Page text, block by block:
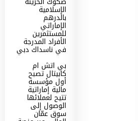
الإسلامية
بالدرهم
الإماراتي
للمستثمرين
الأفراد المدرجة
في ناسداك دبي
بي اتش ام
كابيتال تصبح
أول مؤسسة
مالية إماراتية
تتيح لعملائها
الوصول إلى
سوق عمّان